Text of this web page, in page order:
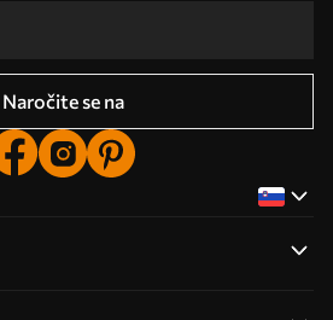
Naročite se na